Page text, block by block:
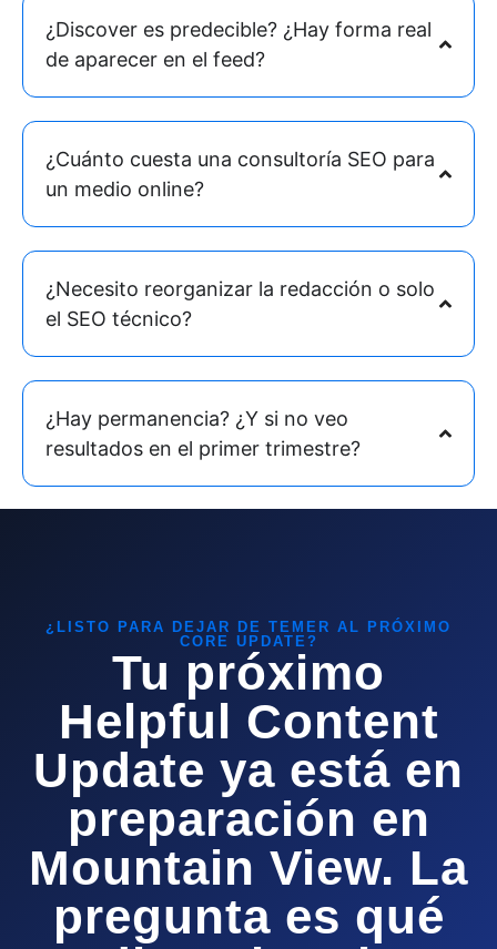
¿Discover es predecible? ¿Hay forma real
de aparecer en el feed?
¿Cuánto cuesta una consultoría SEO para
un medio online?
¿Necesito reorganizar la redacción o solo
el SEO técnico?
¿Hay permanencia? ¿Y si no veo
resultados en el primer trimestre?
¿LISTO PARA DEJAR DE TEMER AL PRÓXIMO
CORE UPDATE?
Tu próximo
Helpful Content
Update ya está en
preparación en
Mountain View. La
pregunta es qué